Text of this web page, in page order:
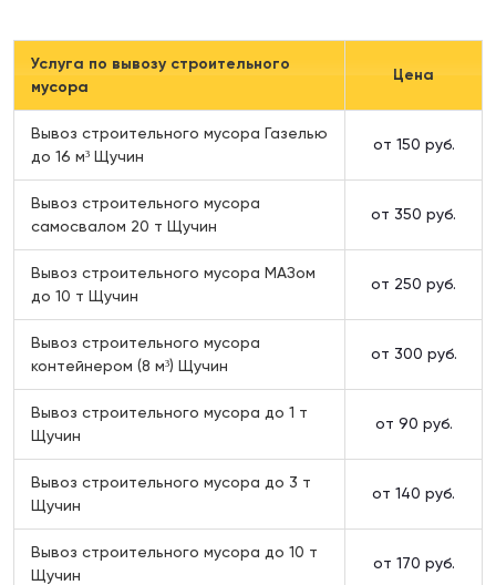
Услуга по вывозу строительного
мусора
Цена
Вывоз строительного мусора Газелью
до 16 м³ Щучин
от 150 руб.
Вывоз строительного мусора
самосвалом 20 т Щучин
от 350 руб.
Вывоз строительного мусора МАЗом
до 10 т Щучин
от 250 руб.
Вывоз строительного мусора
контейнером (8 м³) Щучин
от 300 руб.
Вывоз строительного мусора до 1 т
Щучин
от 90 руб.
Вывоз строительного мусора до 3 т
Щучин
от 140 руб.
Вывоз строительного мусора до 10 т
Щучин
от 170 руб.